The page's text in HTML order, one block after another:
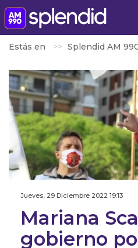
Estás en Splendid AM
Jueves, 29 Diciembre 2022 19:13
Mariana
gobierno